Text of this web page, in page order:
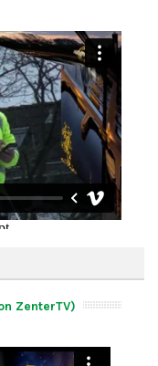
ZenterTV)